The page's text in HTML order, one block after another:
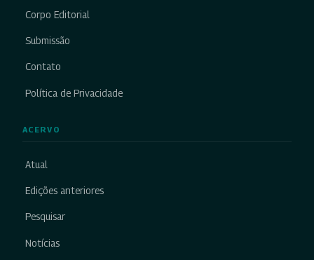
Corpo Editorial
Submissão
Contato
Política de Privacidade
ACERVO
Atual
Edições anteriores
Pesquisar
Notícias